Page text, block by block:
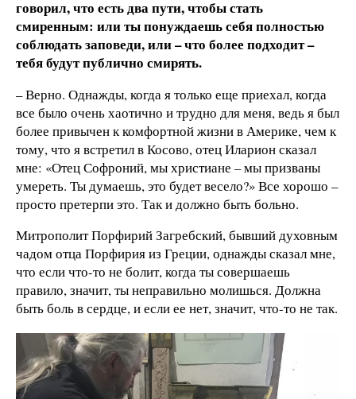
говорил, что есть два пути, чтобы стать
смиренным: или ты понуждаешь себя полностью
соблюдать заповеди, или – что более подходит –
тебя будут публично смирять.
– Верно. Однажды, когда я только еще приехал, когда
все было очень хаотично и трудно для меня, ведь я был
более привычен к комфортной жизни в Америке, чем к
тому, что я встретил в Косово, отец Иларион сказал
мне: «Отец Софроний, мы христиане – мы призваны
умереть. Ты думаешь, это будет весело?» Все хорошо –
просто претерпи это. Так и должно быть больно.
Митрополит Порфирий Загребский, бывший духовным
чадом отца Порфирия из Греции, однажды сказал мне,
что если что-то не болит, когда ты совершаешь
правило, значит, ты неправильно молишься. Должна
быть боль в сердце, и если ее нет, значит, что-то не так.